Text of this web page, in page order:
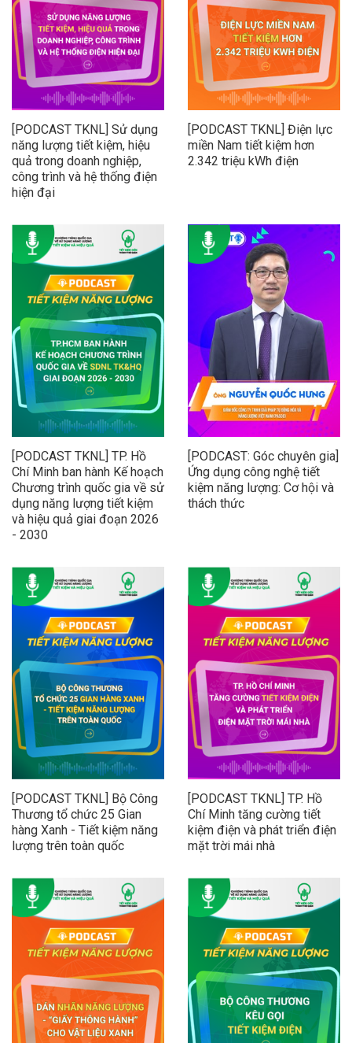
[PODCAST TKNL] Sử dụng
năng lượng tiết kiệm, hiệu
quả trong doanh nghiệp,
công trình và hệ thống điện
hiện đại
[PODCAST TKNL] Điện lực
miền Nam tiết kiệm hơn
2.342 triệu kWh điện
[PODCAST TKNL] TP. Hồ
Chí Minh ban hành Kế hoạch
Chương trình quốc gia về sử
dụng năng lượng tiết kiệm
và hiệu quả giai đoạn 2026
- 2030
[PODCAST: Góc chuyên gia]
Ứng dụng công nghệ tiết
kiệm năng lượng: Cơ hội và
thách thức
[PODCAST TKNL] Bộ Công
Thương tổ chức 25 Gian
hàng Xanh - Tiết kiệm năng
lượng trên toàn quốc
[PODCAST TKNL] TP. Hồ
Chí Minh tăng cường tiết
kiệm điện và phát triển điện
mặt trời mái nhà